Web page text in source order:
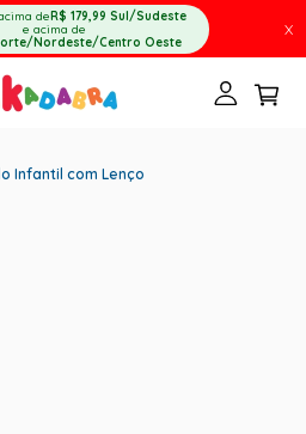
deR$ 179,99 Sul/Sudeste
e acima de
Nordeste/Centro Oeste
X
Infantil com Lenço